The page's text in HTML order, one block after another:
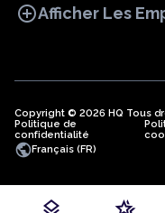
add_circleAfficher Les
BUREAU
Bureaux en Algérie
Copyright © 2026 HQ Tous
Politique de
confidentialité
publicFrançais (FR)